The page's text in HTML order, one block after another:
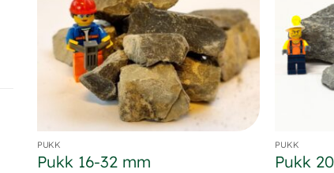
PUKK
Pukk 16-32 mm
PUKK
Pukk